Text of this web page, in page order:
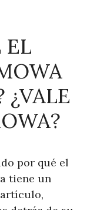
EL
¿VALE
por qué el
tiene un